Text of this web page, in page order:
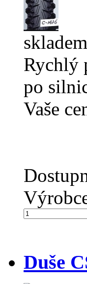
skladem
Rychlý
po
Vaše
Duše